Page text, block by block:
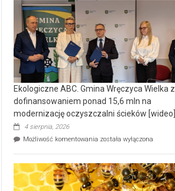
Ekologiczne ABC. Gmina Wręczyca Wielka z
dofinansowaniem ponad 15,6 mln na
modernizację oczyszczalni ścieków [wideo]
4 sierpnia, 2026
Możliwość komentowania Ekologiczne
Wręczyca
Wielka
z
została wyłączona